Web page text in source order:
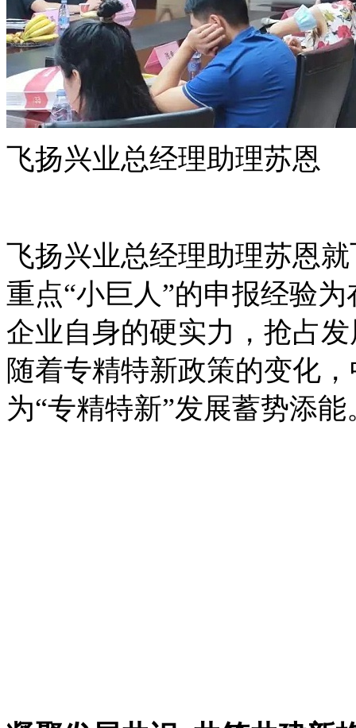
飞扬兴业总经理助理苏恩
飞扬兴业总经理助理苏恩
重点“小巨人”的申报经验
企业自身的硬实力，抢占
随着专精特新政策的变化
为“专精特新”发展蓄势添能